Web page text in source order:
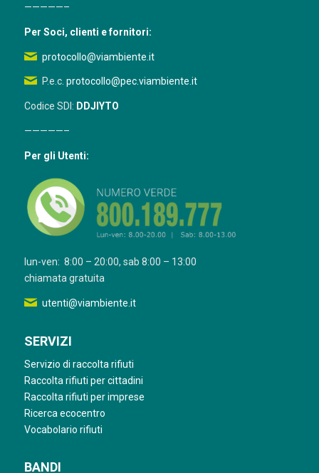
—————–
Per Soci, clienti e fornitori:
protocollo@viambiente.it
P.e.c. protocollo@pec.viambiente.it
Codice SDI: DDJIYTO
—————–
Per gli Utenti:
lun-ven: 8:00 – 20:00, sab 8:00 – 13:00
chiamata gratuita
utenti@viambiente.it
SERVIZI
Servizio di raccolta rifiuti
Raccolta rifiuti per cittadini
Raccolta rifiuti per imprese
Ricerca ecocentro
Vocabolario rifiuti
BANDI